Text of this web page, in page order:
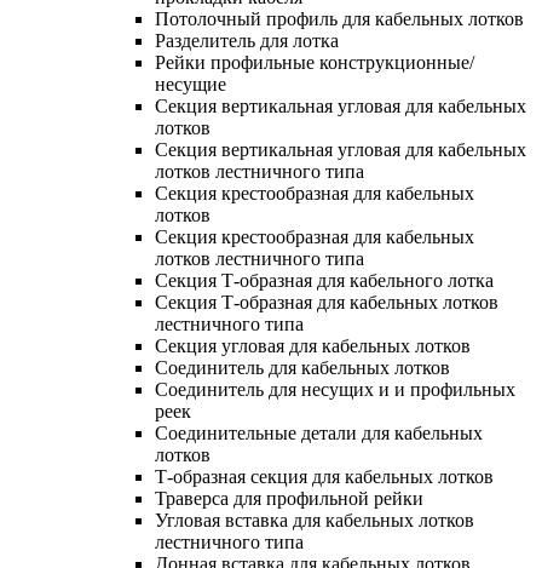
Потолочный профиль для кабельных лотков
Разделитель для лотка
Рейки профильные конструкционные/
несущие
Секция вертикальная угловая для кабельных
лотков
Секция вертикальная угловая для кабельных
лотков лестничного типа
Секция крестообразная для кабельных
лотков
Секция крестообразная для кабельных
лотков лестничного типа
Секция Т-образная для кабельного лотка
Секция Т-образная для кабельных лотков
лестничного типа
Секция угловая для кабельных лотков
Соединитель для кабельных лотков
Соединитель для несущих и и профильных
реек
Соединительные детали для кабельных
лотков
Т-образная секция для кабельных лотков
Траверса для профильной рейки
Угловая вставка для кабельных лотков
лестничного типа
Донная вставка для кабельных лотков